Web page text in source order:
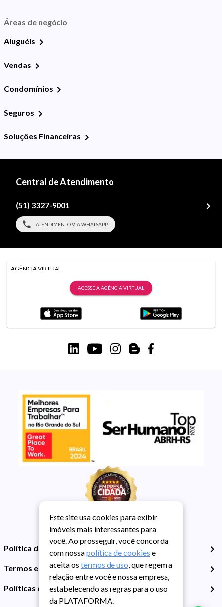
Áreas de negócio
Aluguéis
Vendas
Condomínios
Seguros
Soluções Financeiras
Central de Atendimento
(51) 3327-9001
ATENDIMENTO VIA WHATSAPP
AGÊNCIA VIRTUAL
ACESSE A AGÊNCIA VIRTUAL
Política de Privacidade
Termos e Condições de Uso
Políticas de Cookies
Este site usa cookies para exibir
imóveis mais interessantes para
você. Ao prosseguir, você concorda
com nossapolítica de cookies e
aceita os termos de uso, que regem a
relação entre você e nossa empresa,
estabelecendo as regras para o uso
da PLATAFORMA.